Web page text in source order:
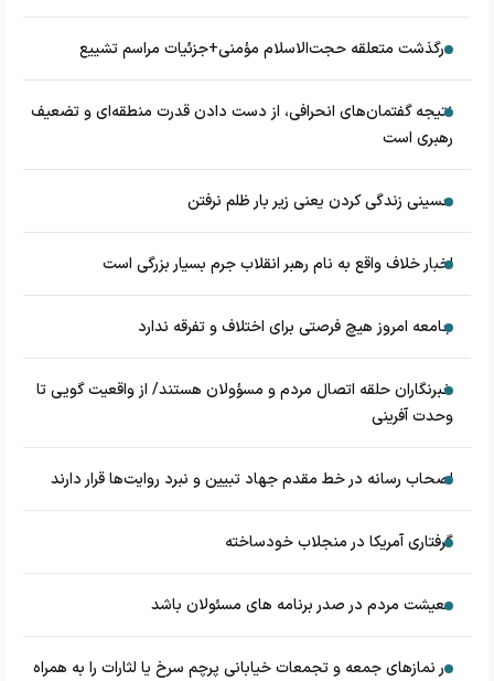
درگذشت متعلقه حجت‌الاسلام مؤمنی+جزئیات مراسم تشییع
نتیجه گفتمان‌های انحرافی، از دست دادن قدرت منطقه‌ای و تضعیف
رهبری است
حسینی زندگی کردن یعنی زیر بار ظلم نرفتن
اخبار خلاف واقع به نام رهبر انقلاب جرم بسیار بزرگی است
جامعه امروز هیچ فرصتی برای اختلاف و تفرقه ندارد
خبرنگاران حلقه اتصال مردم و مسؤولان هستند/ از واقعیت گویی تا
وحدت آفرینی
اصحاب رسانه در خط مقدم جهاد تبیین و نبرد روایت‌ها قرار دارند
گرفتاری آمریکا در منجلاب خودساخته
معیشت مردم در صدر برنامه های مسئولان باشد
در نماز‌های جمعه و تجمعات خیابانی پرچم سرخ یا لثارات را به همراه